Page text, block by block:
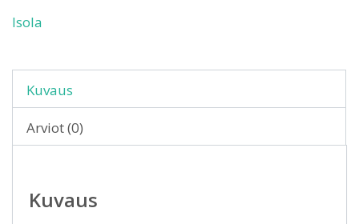
Isola
Kuvaus
Arviot (0)
Kuvaus